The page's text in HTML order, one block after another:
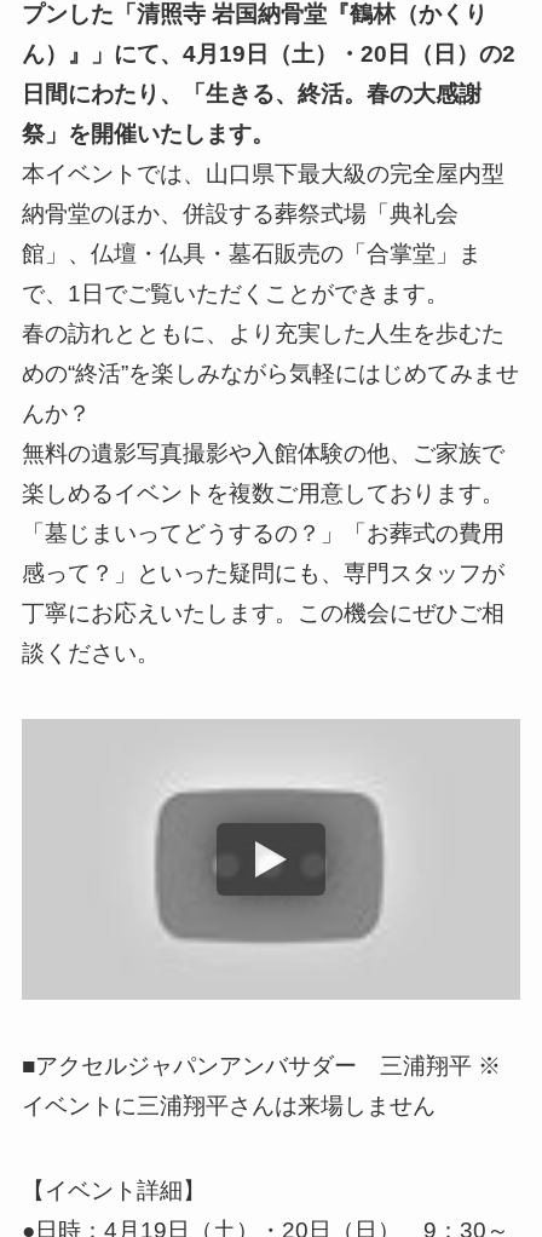
プンした「清照寺 岩国納骨堂『鶴林（かくり
ん）』」にて、4月19日（土）・20日（日）の2
日間にわたり、「生きる、終活。春の大感謝
祭」を開催いたします。
本イベントでは、山口県下最大級の完全屋内型
納骨堂のほか、併設する葬祭式場「典礼会
館」、仏壇・仏具・墓石販売の「合掌堂」ま
で、1日でご覧いただくことができます。
春の訪れとともに、より充実した人生を歩むた
めの“終活”を楽しみながら気軽にはじめてみませ
んか？
無料の遺影写真撮影や入館体験の他、ご家族で
楽しめるイベントを複数ご用意しております。
「墓じまいってどうするの？」「お葬式の費用
感って？」といった疑問にも、専門スタッフが
丁寧にお応えいたします。この機会にぜひご相
談ください。
■アクセルジャパンアンバサダー 三浦翔平 ※
イベントに三浦翔平さんは来場しません
【イベント詳細】
●日時：4月19日（土）・20日（日） 9：30～